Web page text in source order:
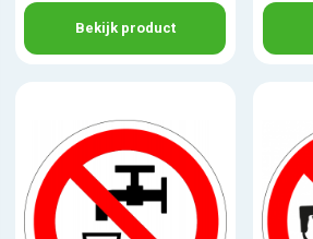
Bekijk product